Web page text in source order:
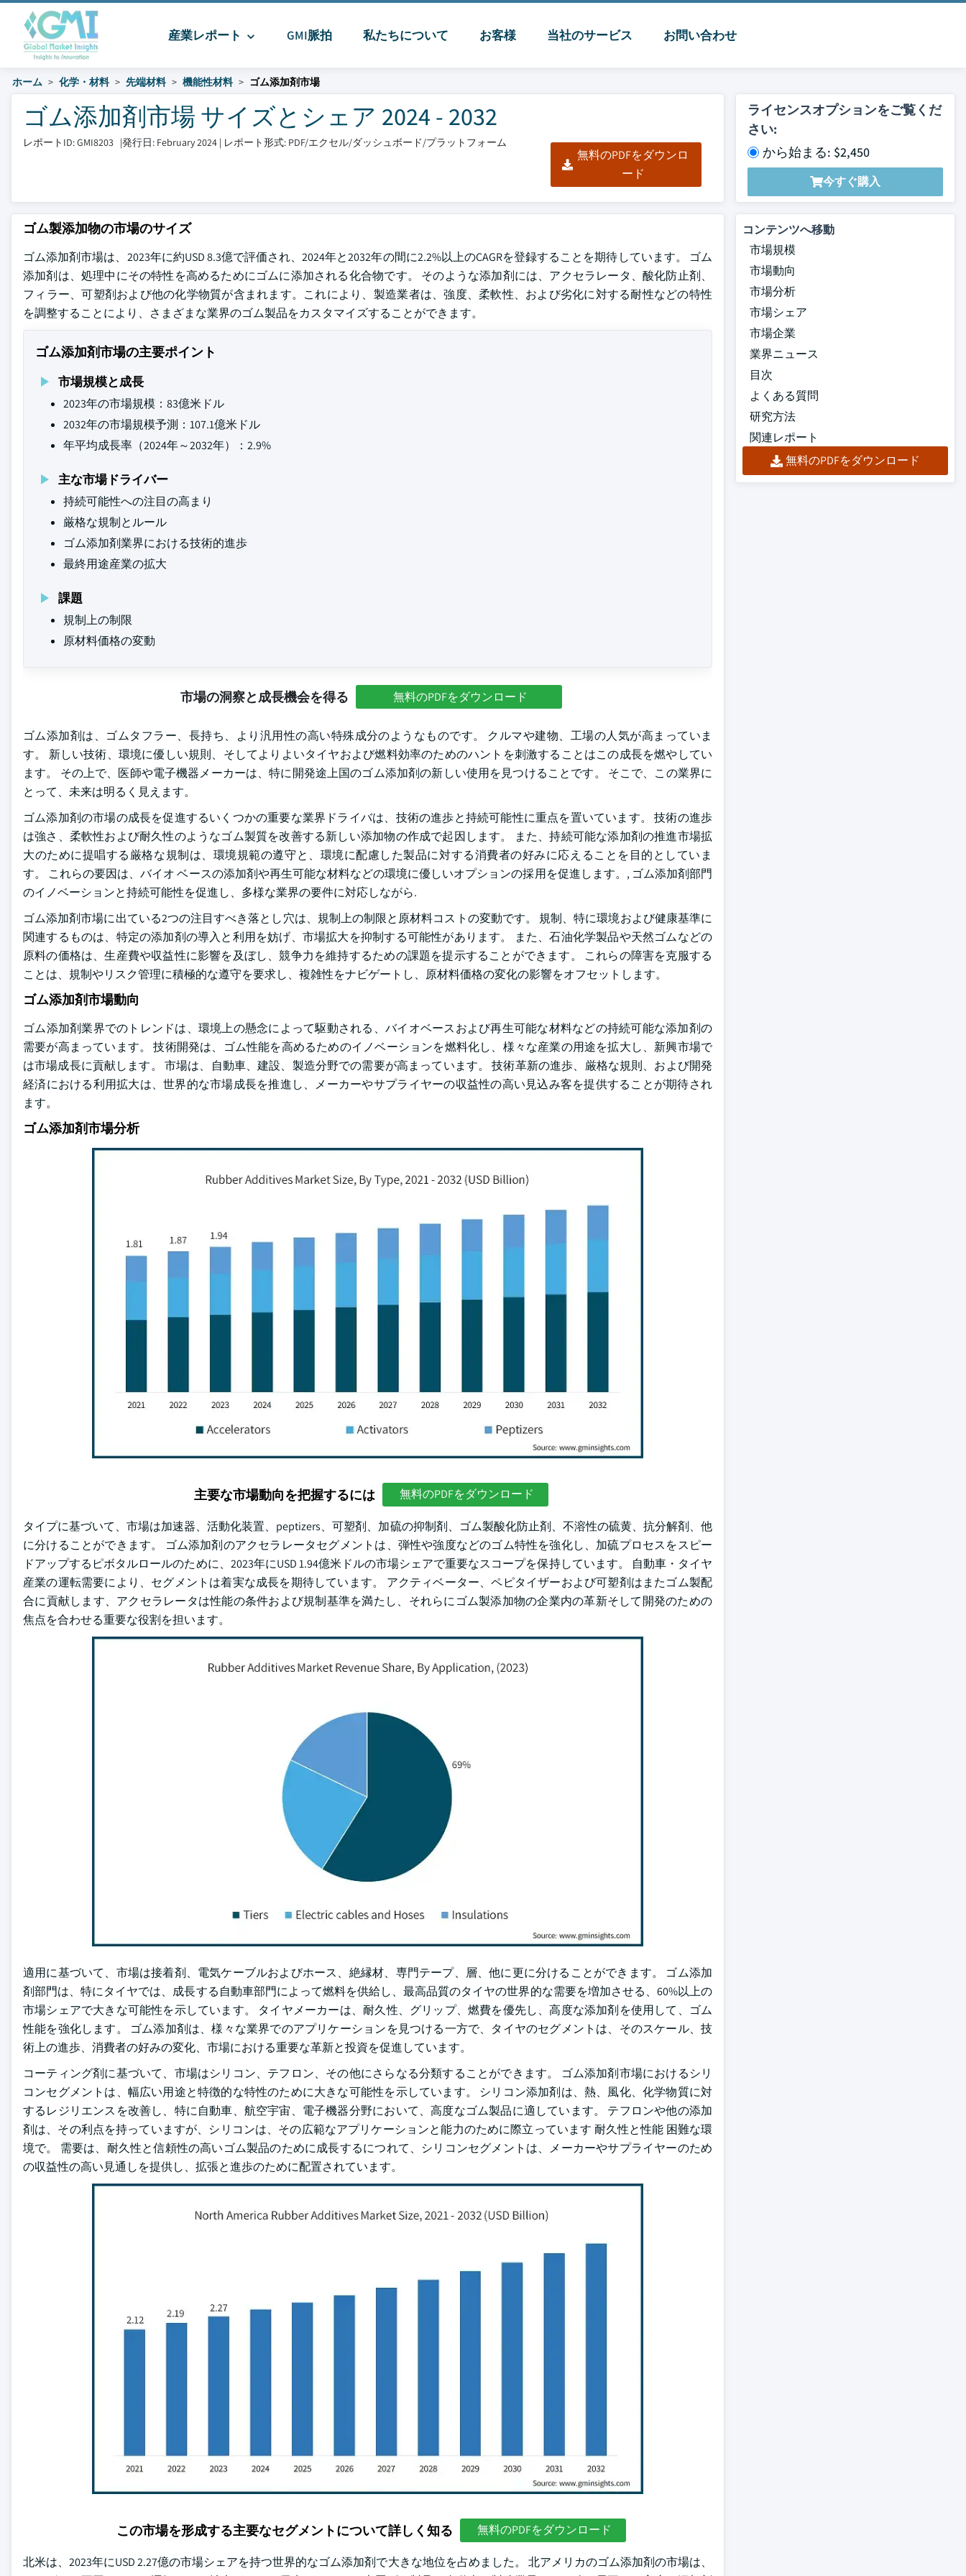
産業レポート GMI脈拍 私たちについて お客様 当社のサービス お問い合わせ
ホーム 化学・材料 先端材料 機能性材料 ゴム添加剤市場
ゴム添加剤市場 サイズとシェア 2024 - 2032
レポートID: GMI8203 |発行日: February 2024 | レポート形式: PDF/エクセル/ダッシュボード/プラットフォーム
無料のPDFをダウンロ
ード
ライセンスオプションをご覧くだ
さい:
から始まる: $2,450
今すぐ購入
ゴム製添加物の市場のサイズ
ゴム添加剤市場は、2023年に約USD 8.3億で評価され、2024年と2032年の間に2.2%以上のCAGRを登録することを期待しています。 ゴム
添加剤は、処理中にその特性を高めるためにゴムに添加される化合物です。 そのような添加剤には、アクセラレータ、酸化防止剤、
フィラー、可塑剤および他の化学物質が含まれます。これにより、製造業者は、強度、柔軟性、および劣化に対する耐性などの特性
を調整することにより、さまざまな業界のゴム製品をカスタマイズすることができます。
ゴム添加剤市場の主要ポイント
市場規模と成長
2023年の市場規模：83億米ドル
2032年の市場規模予測：107.1億米ドル
年平均成長率（2024年～2032年）：2.9%
主な市場ドライバー
持続可能性への注目の高まり
厳格な規制とルール
ゴム添加剤業界における技術的進歩
最終用途産業の拡大
課題
規制上の制限
原材料価格の変動
市場の洞察と成長機会を得る 無料のPDFをダウンロード
ゴム添加剤は、ゴムタフラー、長持ち、より汎用性の高い特殊成分のようなものです。 クルマや建物、工場の人気が高まっていま
す。 新しい技術、環境に優しい規則、そしてよりよいタイヤおよび燃料効率のためのハントを刺激することはこの成長を燃やしてい
ます。 その上で、医師や電子機器メーカーは、特に開発途上国のゴム添加剤の新しい使用を見つけることです。 そこで、この業界に
とって、未来は明るく見えます。
ゴム添加剤の市場の成長を促進するいくつかの重要な業界ドライバは、技術の進歩と持続可能性に重点を置いています。 技術の進歩
は強さ、柔軟性および耐久性のようなゴム製質を改善する新しい添加物の作成で起因します。 また、持続可能な添加剤の推進市場拡
大のために提唱する厳格な規制は、環境規範の遵守と、環境に配慮した製品に対する消費者の好みに応えることを目的としていま
す。 これらの要因は、バイオ ベースの添加剤や再生可能な材料などの環境に優しいオプションの採用を促進します。, ゴム添加剤部門
のイノベーションと持続可能性を促進し、多様な業界の要件に対応しながら.
ゴム添加剤市場に出ている2つの注目すべき落とし穴は、規制上の制限と原材料コストの変動です。 規制、特に環境および健康基準に
関連するものは、特定の添加剤の導入と利用を妨げ、市場拡大を抑制する可能性があります。 また、石油化学製品や天然ゴムなどの
原料の価格は、生産費や収益性に影響を及ぼし、競争力を維持するための課題を提示することができます。 これらの障害を克服する
ことは、規制やリスク管理に積極的な遵守を要求し、複雑性をナビゲートし、原材料価格の変化の影響をオフセットします。
ゴム添加剤市場動向
ゴム添加剤業界でのトレンドは、環境上の懸念によって駆動される、バイオベースおよび再生可能な材料などの持続可能な添加剤の
需要が高まっています。 技術開発は、ゴム性能を高めるためのイノベーションを燃料化し、様々な産業の用途を拡大し、新興市場で
は市場成長に貢献します。 市場は、自動車、建設、製造分野での需要が高まっています。 技術革新の進歩、厳格な規則、および開発
経済における利用拡大は、世界的な市場成長を推進し、メーカーやサプライヤーの収益性の高い見込み客を提供することが期待され
ます。
ゴム添加剤市場分析
主要な市場動向を把握するには 無料のPDFをダウンロード
タイプに基づいて、市場は加速器、活動化装置、peptizers、可塑剤、加硫の抑制剤、ゴム製酸化防止剤、不溶性の硫黄、抗分解剤、他
に分けることができます。 ゴム添加剤のアクセラレータセグメントは、弾性や強度などのゴム特性を強化し、加硫プロセスをスピー
ドアップするピボタルロールのために、2023年にUSD 1.94億米ドルの市場シェアで重要なスコープを保持しています。 自動車・タイヤ
産業の運転需要により、セグメントは着実な成長を期待しています。 アクティベーター、ペピタイザーおよび可塑剤はまたゴム製配
合に貢献します、アクセラレータは性能の条件および規制基準を満たし、それらにゴム製添加物の企業内の革新そして開発のための
焦点を合わせる重要な役割を担います。
適用に基づいて、市場は接着剤、電気ケーブルおよびホース、絶縁材、専門テープ、層、他に更に分けることができます。 ゴム添加
剤部門は、特にタイヤでは、成長する自動車部門によって燃料を供給し、最高品質のタイヤの世界的な需要を増加させる、60%以上の
市場シェアで大きな可能性を示しています。 タイヤメーカーは、耐久性、グリップ、燃費を優先し、高度な添加剤を使用して、ゴム
性能を強化します。 ゴム添加剤は、様々な業界でのアプリケーションを見つける一方で、タイヤのセグメントは、そのスケール、技
術上の進歩、消費者の好みの変化、市場における重要な革新と投資を促進しています。
コーティング剤に基づいて、市場はシリコン、テフロン、その他にさらなる分類することができます。 ゴム添加剤市場におけるシリ
コンセグメントは、幅広い用途と特徴的な特性のために大きな可能性を示しています。 シリコン添加剤は、熱、風化、化学物質に対
するレジリエンスを改善し、特に自動車、航空宇宙、電子機器分野において、高度なゴム製品に適しています。 テフロンや他の添加
剤は、その利点を持っていますが、シリコンは、その広範なアプリケーションと能力のために際立っています 耐久性と性能 困難な環
境で。 需要は、耐久性と信頼性の高いゴム製品のために成長するにつれて、シリコンセグメントは、メーカーやサプライヤーのため
の収益性の高い見通しを提供し、拡張と進歩のために配置されています。
この市場を形成する主要なセグメントについて詳しく知る 無料のPDFをダウンロード
北米は、2023年にUSD 2.27億の市場シェアを持つ世界的なゴム添加剤で大きな地位を占めました。 北アメリカのゴム添加剤の市場は、
コンテンツへ移動
市場規模
市場動向
市場分析
市場シェア
市場企業
業界ニュース
目次
よくある質問
研究方法
関連レポート
無料のPDFをダウンロード